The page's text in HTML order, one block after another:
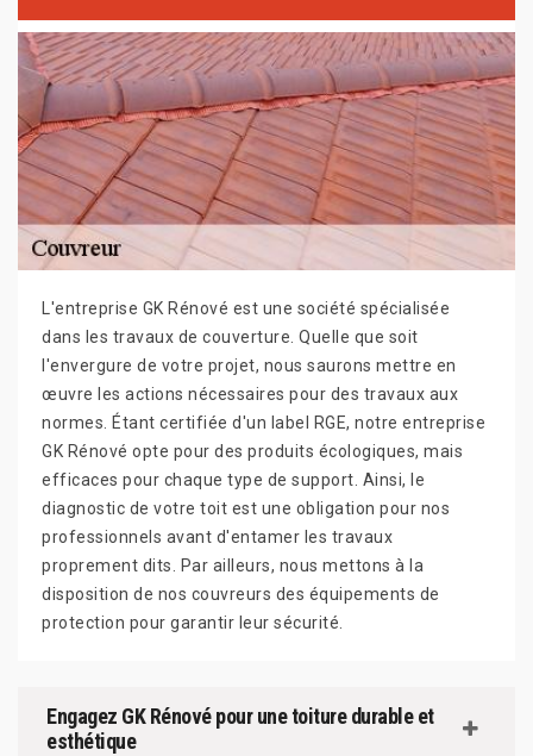
L'entreprise GK Rénové est une société spécialisée
dans les travaux de couverture. Quelle que soit
l'envergure de votre projet, nous saurons mettre en
œuvre les actions nécessaires pour des travaux aux
normes. Étant certifiée d'un label RGE, notre entreprise
GK Rénové opte pour des produits écologiques, mais
efficaces pour chaque type de support. Ainsi, le
diagnostic de votre toit est une obligation pour nos
professionnels avant d'entamer les travaux
proprement dits. Par ailleurs, nous mettons à la
disposition de nos couvreurs des équipements de
protection pour garantir leur sécurité.
Engagez GK Rénové pour une toiture durable et
esthétique